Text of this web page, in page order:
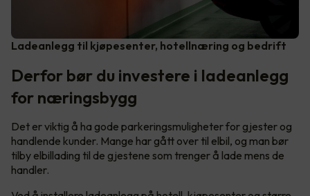
Ladeanlegg til kjøpesenter, hotellnæring og bedrift
Derfor bør du investere i ladeanlegg
for næringsbygg
Det er viktig å ha gode parkeringsmuligheter for gjester og
handlende kunder. Mange har gått over til elbil, og man bør
tilby elbillading til de gjestene som trenger å lade mens de
handler.